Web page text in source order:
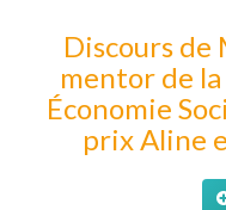
Discours de
mentor de
Économie
prix Aline